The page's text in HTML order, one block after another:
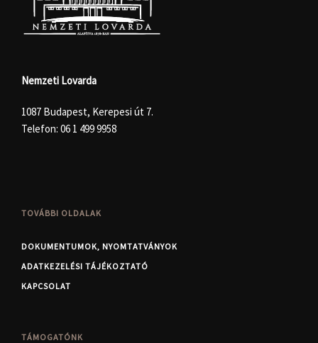
Nemzeti Lovarda
1087 Budapest, Kerepesi út 7.
Telefon: 06 1 499 9958
TOVÁBBI OLDALAK
DOKUMENTUMOK, NYOMTATVÁNYOK
ADATKEZELÉSI TÁJÉKOZTATÓ
KAPCSOLAT
TÁMOGATÓNK